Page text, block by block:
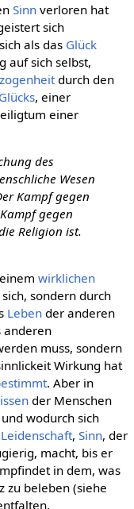
Sinnverloren hat
sich
als das Glück
auf sich selbst,
durch den
Glücks, einer
einer
des
Wesen
Kampf gegen
gegen
Religion ist.
wirklichen
sondern durch
Lebender anderen
anderen
muss, sondern
Wirkung hat
. Aber in
der Menschen
wodurch sich
Leidenschaft, Sinn, der
macht, bis er
in dem, was
zu beleben (siehe